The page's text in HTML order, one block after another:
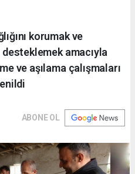
korumak ve
desteklemek amacıyla
ve aşılama çalışmaları
ABONE OL